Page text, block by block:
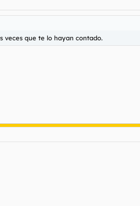
veces que te lo hayan contado.